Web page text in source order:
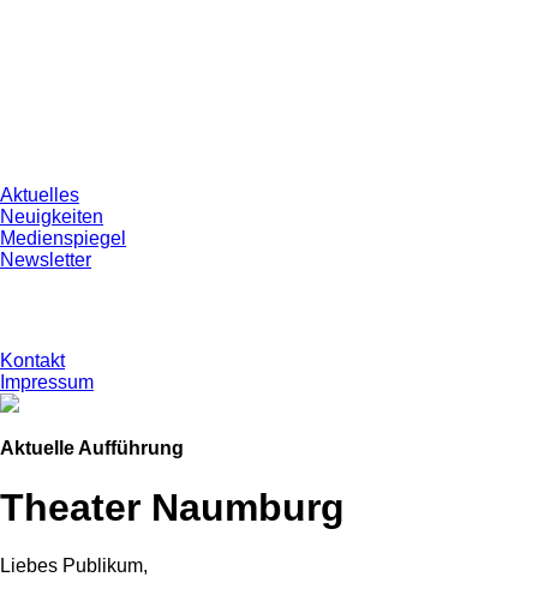
Aktuelles
Neuigkeiten
Medienspiegel
Newsletter
Kontakt
Impressum
Aktuelle Aufführung
Theater Naumburg
Liebes Publikum,